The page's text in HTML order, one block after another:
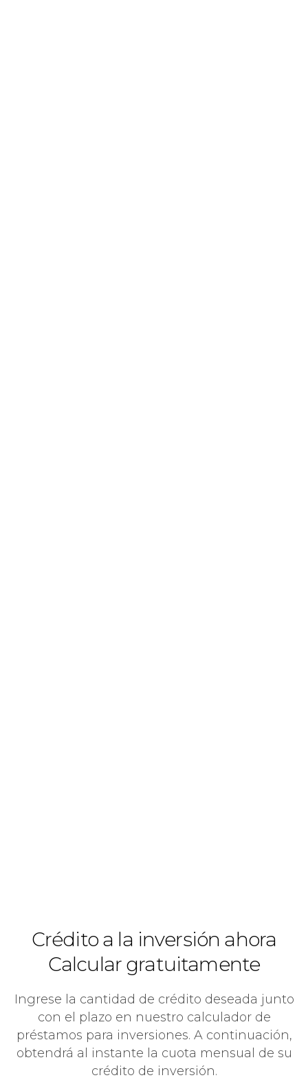
Crédito a la inversión ahora
Calcular gratuitamente
Ingrese la cantidad de crédito deseada junto
con el plazo en nuestro calculador de
préstamos para inversiones. A continuación,
obtendrá al instante la cuota mensual de su
crédito de inversión.